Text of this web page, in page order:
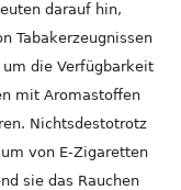
darauf hin,
Tabakerzeugnissen
die Verfügbarkeit
mit Aromastoffen
Nichtsdestotrotz
von E-Zigaretten
sie das Rauchen